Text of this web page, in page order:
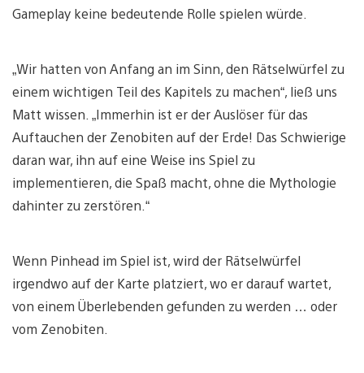
Gameplay keine bedeutende Rolle spielen würde.
„Wir hatten von Anfang an im Sinn, den Rätselwürfel zu
einem wichtigen Teil des Kapitels zu machen“, ließ uns
Matt wissen. „Immerhin ist er der Auslöser für das
Auftauchen der Zenobiten auf der Erde! Das Schwierige
daran war, ihn auf eine Weise ins Spiel zu
implementieren, die Spaß macht, ohne die Mythologie
dahinter zu zerstören.“
Wenn Pinhead im Spiel ist, wird der Rätselwürfel
irgendwo auf der Karte platziert, wo er darauf wartet,
von einem Überlebenden gefunden zu werden … oder
vom Zenobiten.